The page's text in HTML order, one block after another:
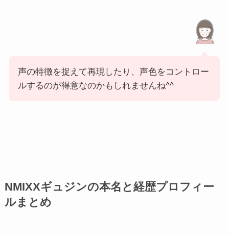
声の特徴を捉えて再現したり、声色をコントロー
ルするのが得意なのかもしれませんね^^
NMIXXギュジンの本名と経歴プロフィー
ルまとめ